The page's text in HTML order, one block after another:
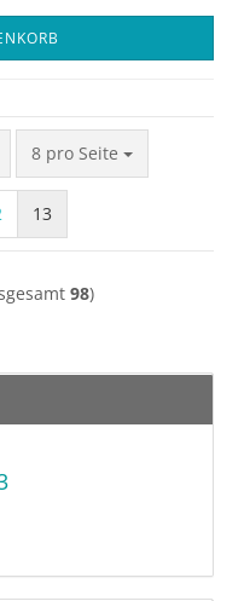
8 pro Seite
pro Seite
13
98)